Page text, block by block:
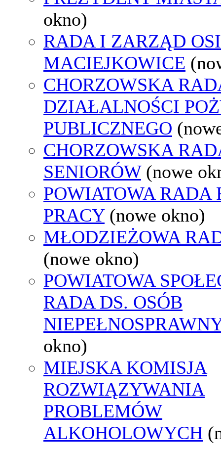
okno)
RADA I ZARZĄD
MACIEJKOWICE
CHORZOWSKA
DZIAŁALNOŚCI
PUBLICZNEGO
CHORZOWSKA
SENIORÓW (nowe
POWIATOWA RADA
PRACY (nowe okno)
MŁODZIEŻOWA
(nowe okno)
POWIATOWA
RADA DS. OSÓB
okno)
MIEJSKA KOMISJA
ROZWIĄZYWANIA
PROBLEMÓW
ALKOHOLOWYCH